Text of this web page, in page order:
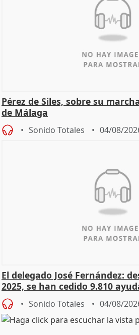
Pérez de Siles, sobre su
de Málaga
Sonido Totales 04/08/
El delegado José Fernández:
2025, se han cedido 9.810
Sonido Totales 04/08/